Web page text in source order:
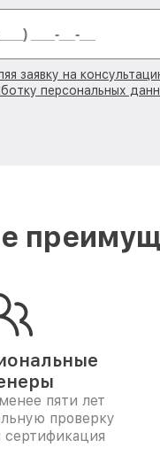
заявку на
персональных
пяти лет
проверку
сертификация